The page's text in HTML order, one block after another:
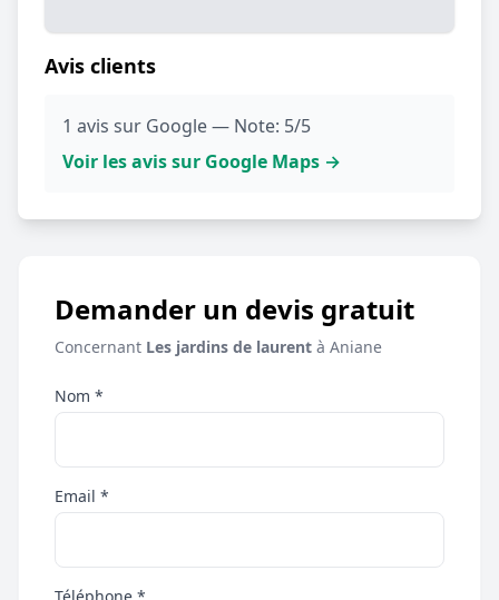
Avis clients
1 avis sur Google — Note: 5/5
Voir les avis sur Google Maps →
Demander un devis gratuit
Concernant Les jardins de laurent à Aniane
Nom *
Email *